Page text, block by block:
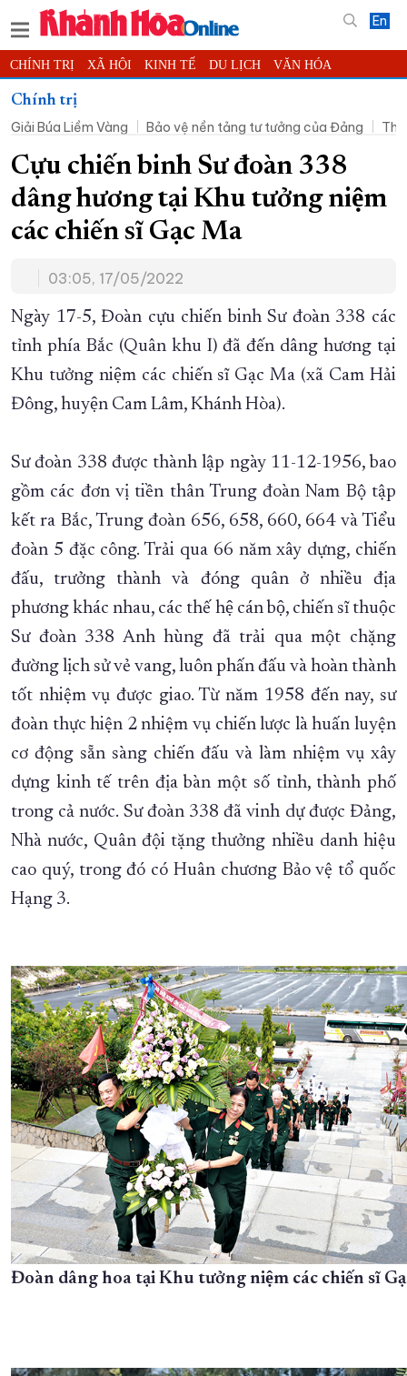
En
CHÍNH TRỊ XÃ HỘI KINH TẾ DU LỊCH VĂN HÓA
THỂ THAO
KHOA HỌC - CÔNG NGHỆ PHÁP LUẬT BẠN ĐỌC PHÓNG SỰ
THẾ GIỚI MULTIMEDIA VIDEO ĐỌC BÁO ONLINE
PODCAST THÔNG TIN - QUẢNG CÁO
QUY HOẠCH TỈNH KHÁNH HÒA
CHUNG TAY CẢI CÁCH HÀNH CHÍNH
XÂY DỰNG NÔNG THÔN MỚI LỊCH CẮT ĐIỆN
TÀU - XE - MÁY BAY
KỶ NIỆM 370 NĂM XÂY DỰNG VÀ PHÁT TRIỂN TỈNH KHÁNH HÒA
KHOẢNH KHẮC ĐẸP XỨ TRẦM
ĐẠI HỘI ĐẢNG CÁC CẤP TRANG CHỦ VỀ BÁO KHÁNH HÒA
Chính trị
Giải Búa Liềm Vàng
Bảo vệ nền tảng tư tưởng của Đảng
Cựu chiến binh Sư đoàn 338
dâng hương tại Khu tưởng niệm
các chiến sĩ Gạc Ma
03:05, 17/05/2022
Ngày 17-5, Đoàn cựu chiến binh Sư đoàn 338 các
tỉnh phía Bắc (Quân khu I) đã đến dâng hương tại
Khu tưởng niệm các chiến sĩ Gạc Ma (xã Cam Hải
Đông, huyện Cam Lâm, Khánh Hòa).
Sư đoàn 338 được thành lập ngày 11-12-1956, bao
gồm các đơn vị tiền thân Trung đoàn Nam Bộ tập
kết ra Bắc, Trung đoàn 656, 658, 660, 664 và Tiểu
đoàn 5 đặc công. Trải qua 66 năm xây dựng, chiến
đấu, trưởng thành và đóng quân ở nhiều địa
phương khác nhau, các thế hệ cán bộ, chiến sĩ thuộc
Sư đoàn 338 Anh hùng đã trải qua một chặng
đường lịch sử vẻ vang, luôn phấn đấu và hoàn thành
tốt nhiệm vụ được giao. Từ năm 1958 đến nay, sư
đoàn thực hiện 2 nhiệm vụ chiến lược là huấn luyện
cơ động sẵn sàng chiến đấu và làm nhiệm vụ xây
dựng kinh tế trên địa bàn một số tỉnh, thành phố
trong cả nước. Sư đoàn 338 đã vinh dự được Đảng,
Nhà nước, Quân đội tặng thưởng nhiều danh hiệu
cao quý, trong đó có Huân chương Bảo vệ tổ quốc
Hạng 3.
Đoàn dâng hoa tại Khu tưởng niệm các chiến sĩ